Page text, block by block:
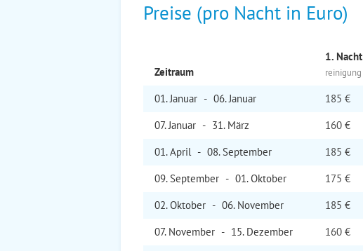
Preise (pro Nacht in Euro)
Zeitraum
1. Nacht
reinigung
01. Januar - 06. Januar 185 €
07. Januar - 31. März 160 €
01. April - 08. September 185 €
09. September - 01. Oktober 175 €
02. Oktober - 06. November 185 €
07. November - 15. Dezember 160 €